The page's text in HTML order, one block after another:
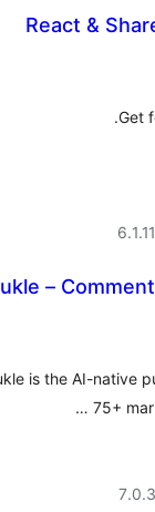
React &
Get
–
is the AI-native
75+